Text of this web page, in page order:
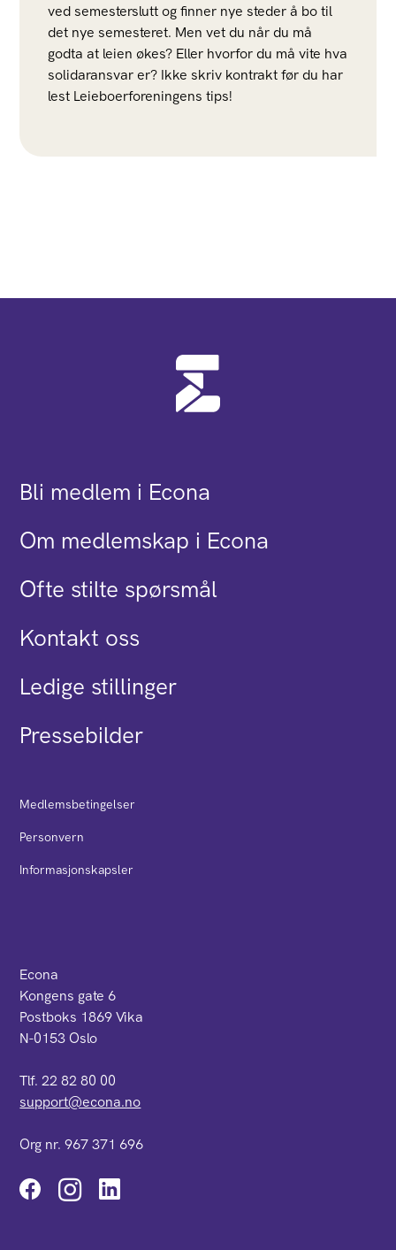
ved semesterslutt og finner nye steder å bo til
det nye semesteret. Men vet du når du må
godta at leien økes? Eller hvorfor du må vite hva
solidaransvar er? Ikke skriv kontrakt før du har
lest Leieboerforeningens tips!
Bli medlem i Econa
Om medlemskap i Econa
Ofte stilte spørsmål
Kontakt oss
Ledige stillinger
Pressebilder
Medlemsbetingelser
Personvern
Informasjonskapsler
Econa
Kongens gate 6
Postboks 1869 Vika
N-0153 Oslo
Tlf. 22 82 80 00
support@econa.no
Org nr. 967 371 696
Instagram